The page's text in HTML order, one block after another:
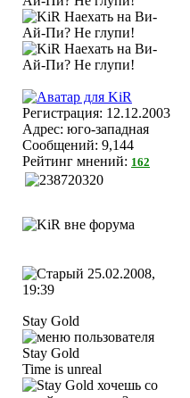
Регистрация: 12.12.2003
Адрес: юго-западная
Сообщений: 9,144
Рейтинг мнений: 162
25.02.2008,
19:39
Stay Gold
Time is unreal